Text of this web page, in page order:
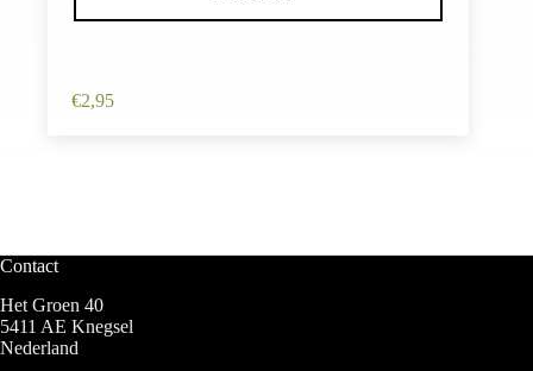
€2,95
Contact
Het Groen 40
5411 AE Knegsel
Nederland